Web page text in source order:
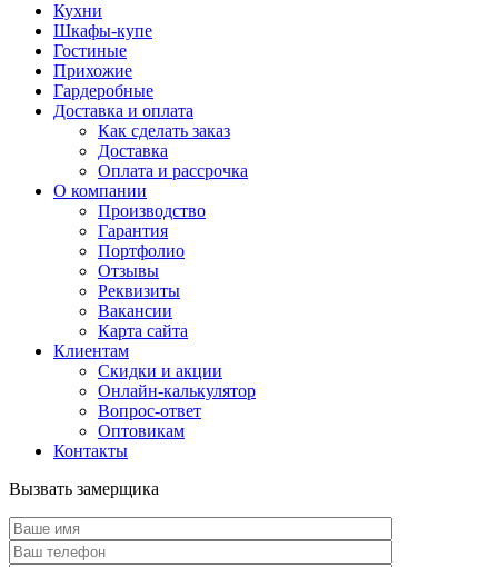
Кухни
Шкафы-купе
Гостиные
Прихожие
Гардеробные
Доставка и оплата
Как сделать заказ
Доставка
Оплата и рассрочка
О компании
Производство
Гарантия
Портфолио
Отзывы
Реквизиты
Вакансии
Карта сайта
Клиентам
Скидки и акции
Онлайн-калькулятор
Вопрос-ответ
Оптовикам
Контакты
Вызвать замерщика